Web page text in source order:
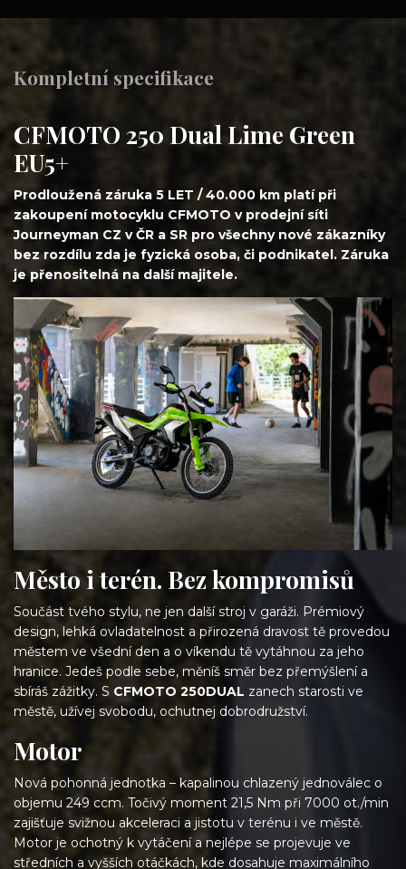
Kompletní specifikace
CFMOTO 250 Dual Lime Green
EU5+
Prodloužená záruka 5 LET / 40.000 km platí při
zakoupení motocyklu CFMOTO v prodejní síti
Journeyman CZ v ČR a SR pro všechny nové zákazníky
bez rozdílu zda je fyzická osoba, či podnikatel. Záruka
je přenositelná na další majitele.
Město i terén. Bez kompromisů
Součást tvého stylu, ne jen další stroj v garáži. Prémiový
design, lehká ovladatelnost a přirozená dravost tě provedou
městem ve všední den a o víkendu tě vytáhnou za jeho
hranice. Jedeš podle sebe, měníš směr bez přemýšlení a
sbíráš zážitky. S CFMOTO 250DUAL zanech starosti ve
městě, užívej svobodu, ochutnej dobrodružství.
Motor
Nová pohonná jednotka – kapalinou chlazený jednoválec o
objemu 249 ccm. Točivý moment 21,5 Nm při 7000 ot./min
zajišťuje svižnou akceleraci a jistotu v terénu i ve městě.
Motor je ochotný k vytáčení a nejlépe se projevuje ve
středních a vyšších otáčkách, kde dosahuje maximálního